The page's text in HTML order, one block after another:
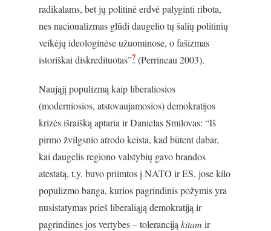
radikalams, bet jų politinė erdvė palyginti ribota,
nes nacionalizmas glūdi daugelio tų šalių politinių
veikėjų ideologinėse užuominose, o fašizmas
istoriškai diskredituotas”7 (Perrineau 2003).
Naująjį populizmą kaip liberaliosios
(moderniosios, atstovaujamosios) demokratijos
krizės išraišką aptaria ir Danielas Smilovas: “Iš
pirmo žvilgsnio atrodo keista, kad būtent dabar,
kai daugelis regiono valstybių gavo brandos
atestatą, t.y. buvo priimtos į NATO ir ES, jose kilo
populizmo banga, kurios pagrindinis požymis yra
nusistatymas prieš liberaliąją demokratiją ir
pagrindines jos vertybes – toleranciją kitam ir